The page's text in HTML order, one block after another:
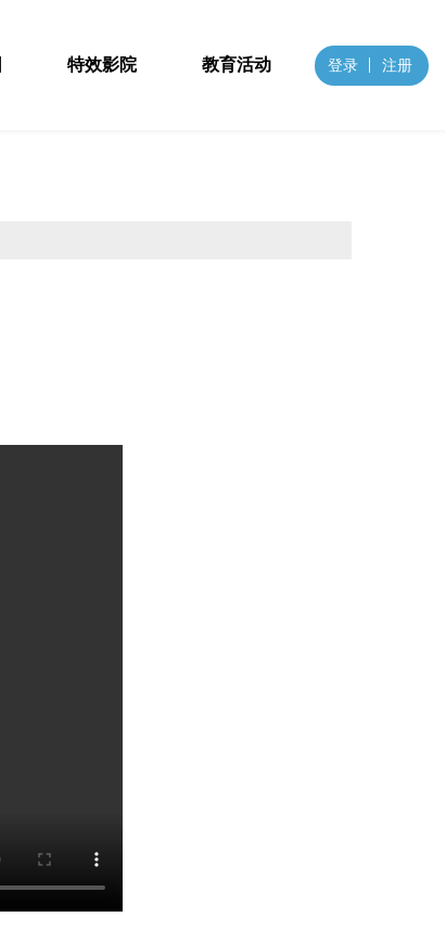
特效影院 教育活动 登录 注册